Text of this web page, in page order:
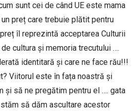
sunt cei de când UE este mama
preț care trebuie plătit pentru
îl reprezintă acceptarea Culturii
cultura și memoria trecutului ….
identitară și care ne face rău!!!
Viitorul este în fața noastră și
și să ne pregătim pentru el …. gata
să dăm ascultare acestor